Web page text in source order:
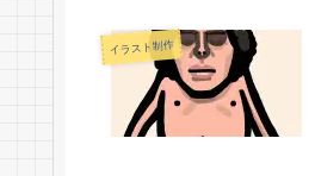
イラスト制作